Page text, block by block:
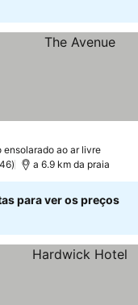
ensolarado ao ar livre
a 6.9 km da praia
para ver os preços